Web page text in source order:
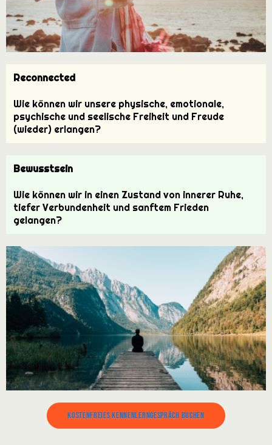
Reconnected
Wie können wir unsere physische, emotionale,
psychische und seelische Freiheit und Freude
(wieder) erlangen?
Bewusstsein
Wie können wir in einen Zustand von innerer Ruhe,
tiefer Verbundenheit und sanftem Frieden
gelangen?
Kostenfreies Kennenlerngespräch buchen